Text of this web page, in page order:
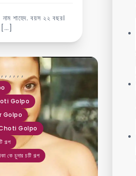
নাম শাহেদ. বয়স ২২ বছর।
[…]
Golpo
Golpo
,
Golpo
, ,
গল্প
,,
কে চুদার চটি গল্প
,